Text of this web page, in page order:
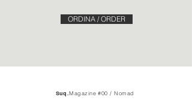
ORDINA / ORDER
Suq.Magazine #00 / Nomad